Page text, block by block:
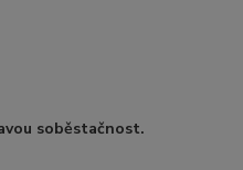
soběstačnost.